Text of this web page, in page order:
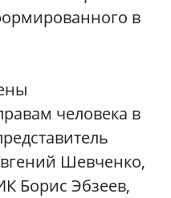
в
человека в
Шевченко,
Борис Эбзеев,